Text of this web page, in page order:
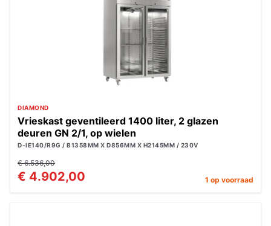
DIAMOND
Vrieskast geventileerd 1400 liter, 2 glazen
deuren GN 2/1, op wielen
D-IE140/R9G / B1358MM X D856MM X H2145MM / 230V
€ 6.536,00
€ 4.902,00 1 op voorraad